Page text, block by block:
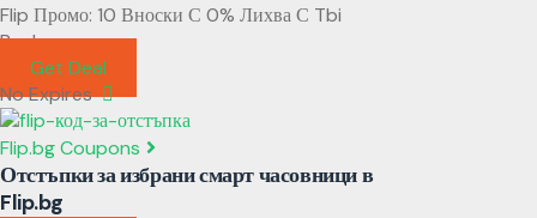
Flip Промо: 10 Вноски С 0% Лихва С Tbi
Bank
Get Deal
No Expires
Flip.bg Coupons
Отстъпки за избрани смарт часовници в
Flip.bg